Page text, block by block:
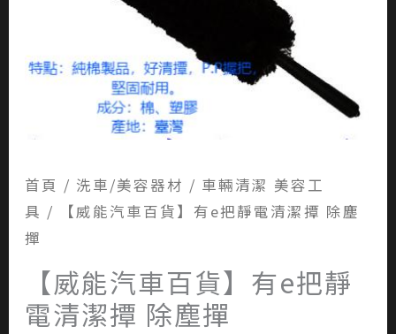
首頁 / 洗車/美容器材 / 車輛清潔 美容工
具 / 【威能汽車百貨】有e把靜電清潔撢 除塵
撣
【威能汽車百貨】有e把靜
電清潔撢 除塵撣